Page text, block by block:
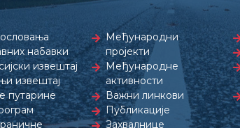
набавки
извештај
извештај
путарине
Међународни
пројекти
Међународне
активности
Важни линкови
Публикације
Захвалнице